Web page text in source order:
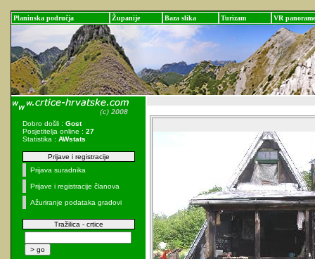
Planinska područja Županije Baza slika Turizam VR panorame
Dobro došli : Gost
Posjetitelja online : 27
Statistika : AWstats
Prijave i registracije
Prijava suradnika
Prijave i registracije članova
Ažuriranje podataka gradovi
Tražilica - crtice